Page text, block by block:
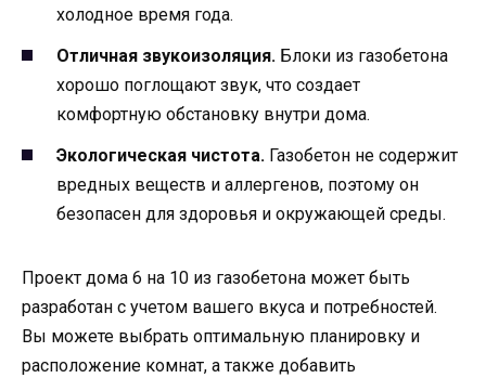
холодное время года.
Отличная звукоизоляция. Блоки из газобетона
хорошо поглощают звук, что создает
комфортную обстановку внутри дома.
Экологическая чистота. Газобетон не содержит
вредных веществ и аллергенов, поэтому он
безопасен для здоровья и окружающей среды.
Проект дома 6 на 10 из газобетона может быть
разработан с учетом вашего вкуса и потребностей.
Вы можете выбрать оптимальную планировку и
расположение комнат, а также добавить